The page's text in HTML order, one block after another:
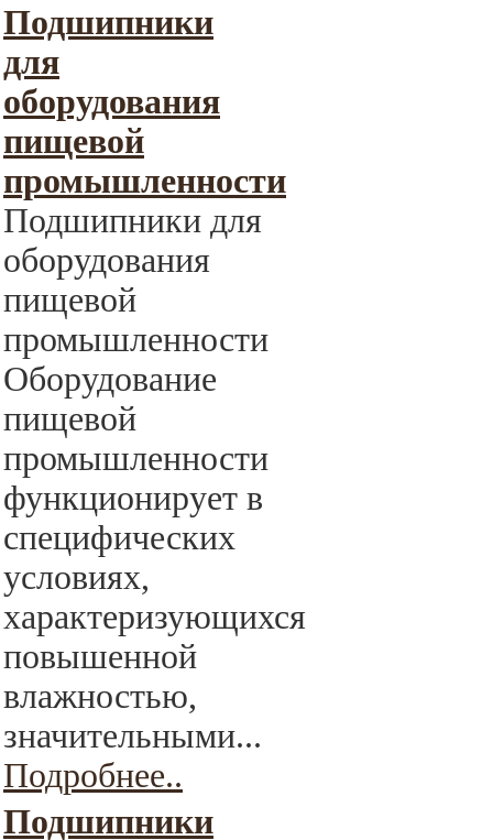
Подшипники
для
оборудования
пищевой
промышленности
Подшипники для
оборудования
пищевой
промышленности
Оборудование
пищевой
промышленности
функционирует в
специфических
условиях,
характеризующихся
повышенной
влажностью,
значительными...
Подробнее..
Подшипники